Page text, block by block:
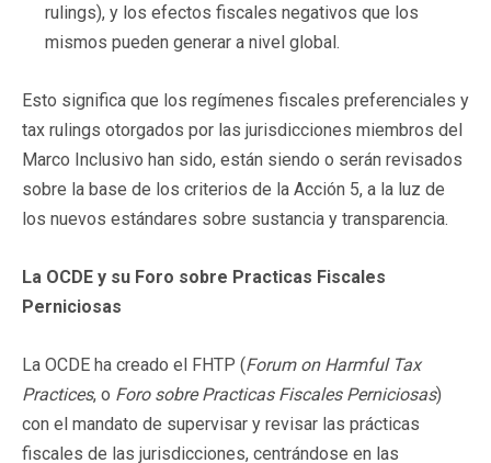
rulings), y los efectos fiscales negativos que los
mismos pueden generar a nivel global.
Esto significa que los regímenes fiscales preferenciales y
tax rulings otorgados por las jurisdicciones miembros del
Marco Inclusivo han sido, están siendo o serán revisados
sobre la base de los criterios de la Acción 5, a la luz de
los nuevos estándares sobre sustancia y transparencia.
La OCDE y su Foro sobre Practicas Fiscales
Perniciosas
La OCDE ha creado el FHTP (Forum on Harmful Tax
Practices, o Foro sobre Practicas Fiscales Perniciosas)
con el mandato de supervisar y revisar las prácticas
fiscales de las jurisdicciones, centrándose en las